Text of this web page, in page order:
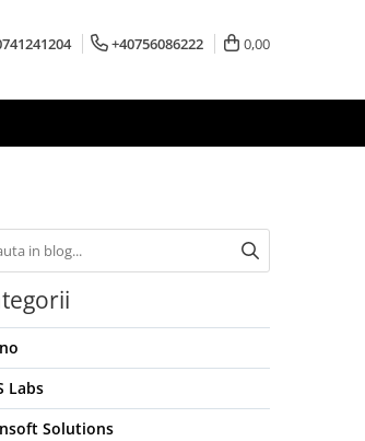
+40756086222 0,00
Labs
Solutions